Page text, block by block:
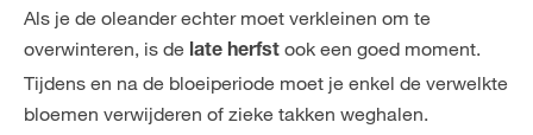
Als je de oleander echter moet verkleinen om te
overwinteren, is de late herfst ook een goed moment.
Tijdens en na de bloeiperiode moet je enkel de verwelkte
bloemen verwijderen of zieke takken weghalen.